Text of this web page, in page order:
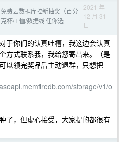
免费云数据库拉新抽奖（百分
杯/T 恤/数据线 任你选
2021 年
12 月 31
日
于你们的认真吐槽，我这边会认真
方式联系我，我给您寄出来。（是
以领完奖品后主动退群，只想把
storage/v1/o
了，但虚心接受，大家提的都很有